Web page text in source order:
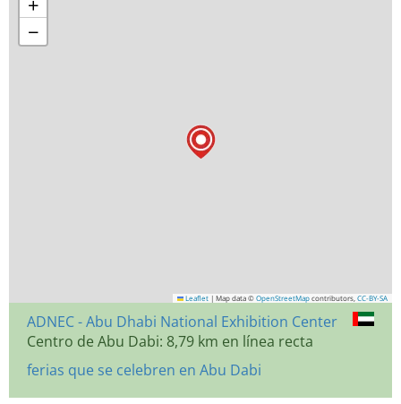
−
Leaflet | Map data © OpenStreetMap contributors, CC-BY-SA
ADNEC - Abu Dhabi National Exhibition Center
Centro de Abu Dabi: 8,79 km en línea recta
ferias que se celebren en Abu Dabi